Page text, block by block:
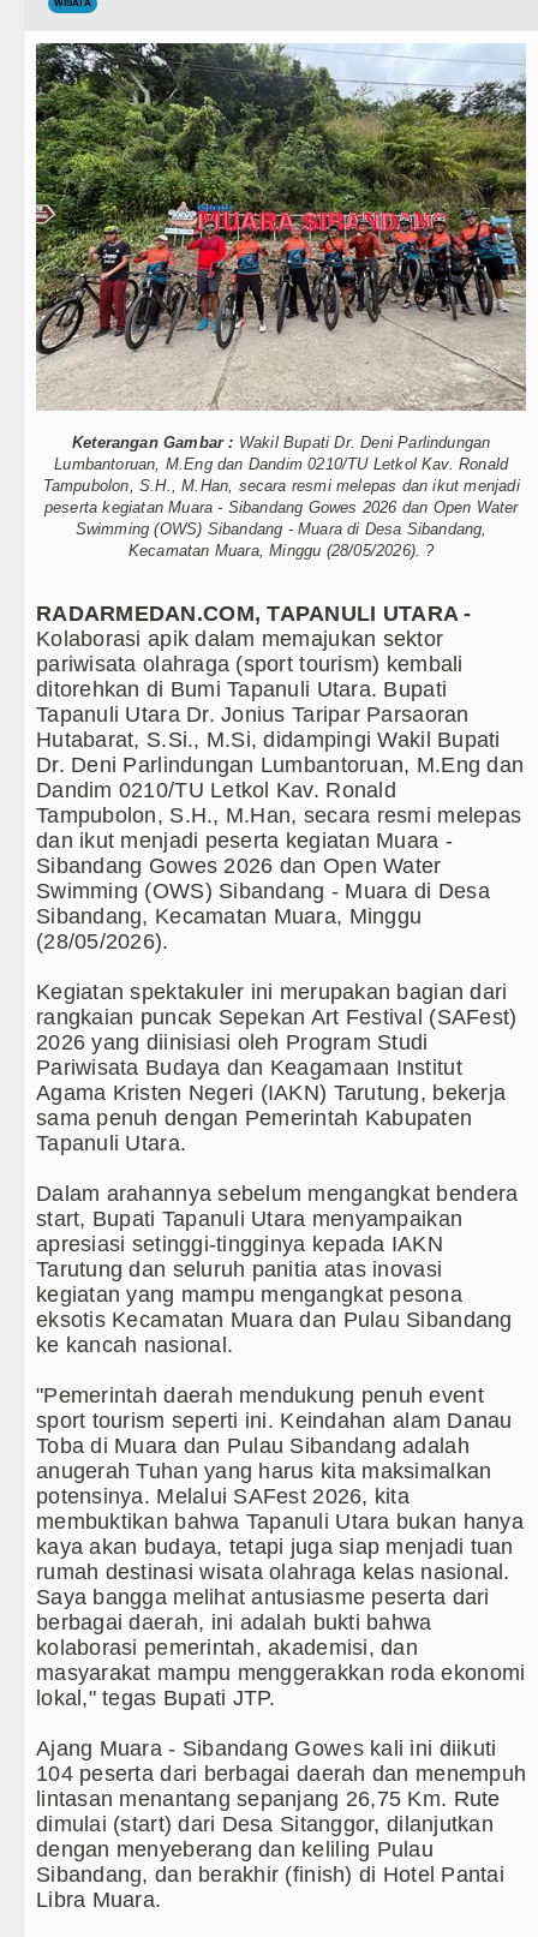
Internasional
Wisata
TIPS dan TRIK
+ Lainnya
Video
Kesehatan
Kuliner
Siraman Rohani
Villa Laga Persahabatan 7 Agustus 2026 di Hong
Gubsu Bobby Nasution Berkantor di Nias
Orientasi Seksual Hanya Ada di Alam Pikiran
Brigjen TNI Ali Imran Sebut TNI Terus
Pasien Kanker Paru di Indonesia
Lurah AUR, Tegaskan Tak Toleransi
AIDS di Jawa Barat Sebagai Gay Salah Kaprah
Betis pada Laga Persahabatan di Dublin 5
Juventus pada Laga Persahabatan di Hong
Imbang dengan Inter Milan Derby Laga
Villa Laga Persahabatan 7 Agustus 2026 di Hong
Gubsu Bobby Nasution Berkantor di Nias
Orientasi Seksual Hanya Ada di Alam Pikiran
Brigjen TNI Ali Imran Sebut TNI Terus
Pasien Kanker Paru di Indonesia
Lurah AUR, Tegaskan Tak Toleransi
AIDS di Jawa Barat Sebagai Gay Salah Kaprah
Betis pada Laga Persahabatan di Dublin 5
Juventus pada Laga Persahabatan di Hong
Imbang dengan Inter Milan Derby Laga
Villa Laga Persahabatan 7 Agustus 2026 di Hong
Gubsu Bobby Nasution Berkantor di Nias
Orientasi Seksual Hanya Ada di Alam Pikiran
Brigjen TNI Ali Imran Sebut TNI Terus
Pasien Kanker Paru di Indonesia
WISATA
Keterangan Gambar : Wakil Bupati Dr. Deni Parlindungan
Lumbantoruan, M.Eng dan Dandim 0210/TU Letkol Kav. Ronald
Tampubolon, S.H., M.Han, secara resmi melepas dan ikut menjadi
peserta kegiatan Muara - Sibandang Gowes 2026 dan Open Water
Swimming (OWS) Sibandang - Muara di Desa Sibandang,
Kecamatan Muara, Minggu (28/05/2026). ?
RADARMEDAN.COM, TAPANULI UTARA -
‎Kolaborasi apik dalam memajukan sektor
pariwisata olahraga (sport tourism) kembali
ditorehkan di Bumi Tapanuli Utara. Bupati
Tapanuli Utara Dr. Jonius Taripar Parsaoran
Hutabarat, S.Si., M.Si, didampingi Wakil Bupati
Dr. Deni Parlindungan Lumbantoruan, M.Eng dan
Dandim 0210/TU Letkol Kav. Ronald
Tampubolon, S.H., M.Han, secara resmi melepas
dan ikut menjadi peserta kegiatan Muara -
Sibandang Gowes 2026 dan Open Water
Swimming (OWS) Sibandang - Muara di Desa
Sibandang, Kecamatan Muara, Minggu
(28/05/2026).
‎Kegiatan spektakuler ini merupakan bagian dari
rangkaian puncak Sepekan Art Festival (SAFest)
2026 yang diinisiasi oleh Program Studi
Pariwisata Budaya dan Keagamaan Institut
Agama Kristen Negeri (IAKN) Tarutung, bekerja
sama penuh dengan Pemerintah Kabupaten
Tapanuli Utara.
‎Dalam arahannya sebelum mengangkat bendera
start, Bupati Tapanuli Utara menyampaikan
apresiasi setinggi-tingginya kepada IAKN
Tarutung dan seluruh panitia atas inovasi
kegiatan yang mampu mengangkat pesona
eksotis Kecamatan Muara dan Pulau Sibandang
ke kancah nasional.
‎"Pemerintah daerah mendukung penuh event
sport tourism seperti ini. Keindahan alam Danau
Toba di Muara dan Pulau Sibandang adalah
anugerah Tuhan yang harus kita maksimalkan
potensinya. Melalui SAFest 2026, kita
membuktikan bahwa Tapanuli Utara bukan hanya
kaya akan budaya, tetapi juga siap menjadi tuan
rumah destinasi wisata olahraga kelas nasional.
Saya bangga melihat antusiasme peserta dari
berbagai daerah, ini adalah bukti bahwa
kolaborasi pemerintah, akademisi, dan
masyarakat mampu menggerakkan roda ekonomi
lokal," tegas Bupati JTP.
‎Ajang Muara - Sibandang Gowes kali ini diikuti
104 peserta dari berbagai daerah dan menempuh
lintasan menantang sepanjang 26,75 Km. Rute
dimulai (start) dari Desa Sitanggor, dilanjutkan
dengan menyeberang dan keliling Pulau
Sibandang, dan berakhir (finish) di Hotel Pantai
Libra Muara.